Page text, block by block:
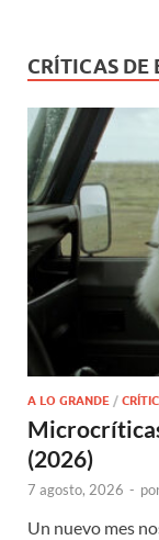
CRÍTICAS DE
A LO GRANDE /
(2026)
7 agosto, 2026 -
Un nuevo mes